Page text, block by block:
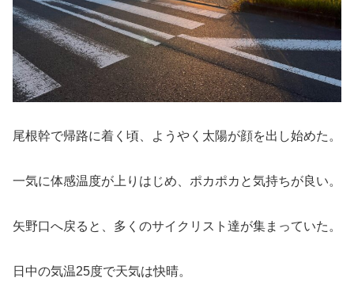
尾根幹で帰路に着く頃、ようやく太陽が顔を出し始めた。
一気に体感温度が上りはじめ、ポカポカと気持ちが良い。
矢野口へ戻ると、多くのサイクリスト達が集まっていた。
日中の気温25度で天気は快晴。